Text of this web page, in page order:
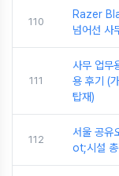
110
Razer
넘어선 사
111
사무 업무
용 후기 (
탑재)
112
서울 공유
ot;시설 총